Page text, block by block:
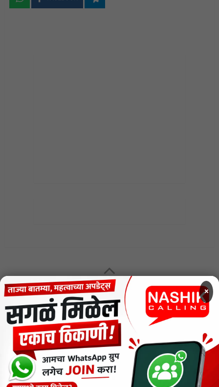
MENU
CODE OF ETHICS FOR DIGITAL NEWS WEBSITES
Contact Us
Privacy Policy
Short News
×